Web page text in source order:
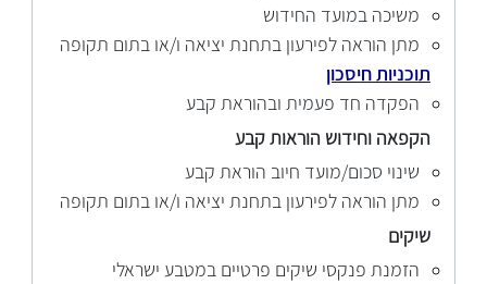
משיכה במועד החידוש
מתן הוראה לפירעון בתחנת יציאה ו/או בתום תקופה
תוכניות חיסכון
הפקדה חד פעמית ובהוראת קבע
הקפאהוחידוש הוראות קבע
שינוי סכום/מועד חיוב הוראת קבע
מתן הוראה לפירעון בתחנת יציאה ו/או בתום תקופה
שיקים
הזמנת פנקסי שיקים פרטיים במטבע ישראלי